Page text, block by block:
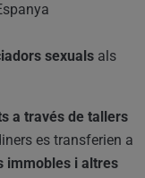
sexuals als
a través de tallers
es transferien a
immobles i altres